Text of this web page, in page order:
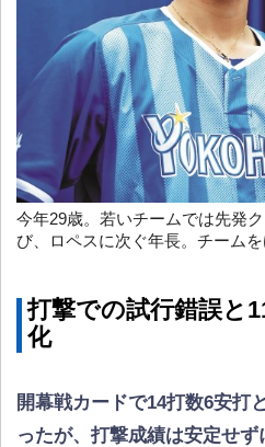
今年29歳。若いチームでは先発
び、ロペスに次ぐ年長。チーム
打撃での試行錯誤と
化
開幕戦カードで14打数6安打
ったが、打撃成績は安定せ